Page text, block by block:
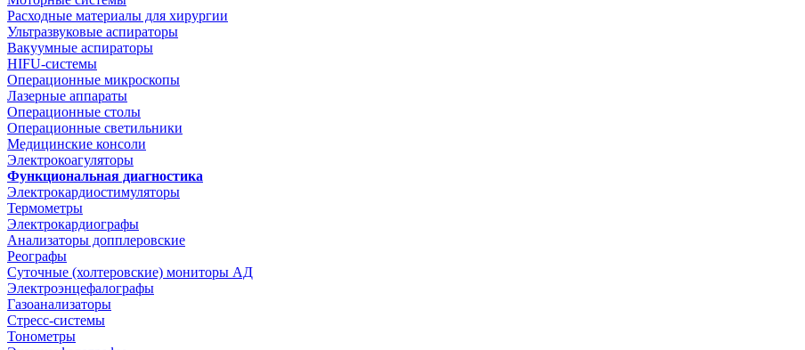
Расходные материалы для хирургии
Ультразвуковые аспираторы
Вакуумные аспираторы
HIFU-системы
Операционные микроскопы
Лазерные аппараты
Операционные столы
Операционные светильники
Медицинские консоли
Электрокоагуляторы
Функциональная диагностика
Электрокардиостимуляторы
Термометры
Электрокардиографы
Анализаторы допплеровские
Реографы
Суточные (холтеровские) мониторы АД
Электроэнцефалографы
Газоанализаторы
Стресс-системы
Тонометры